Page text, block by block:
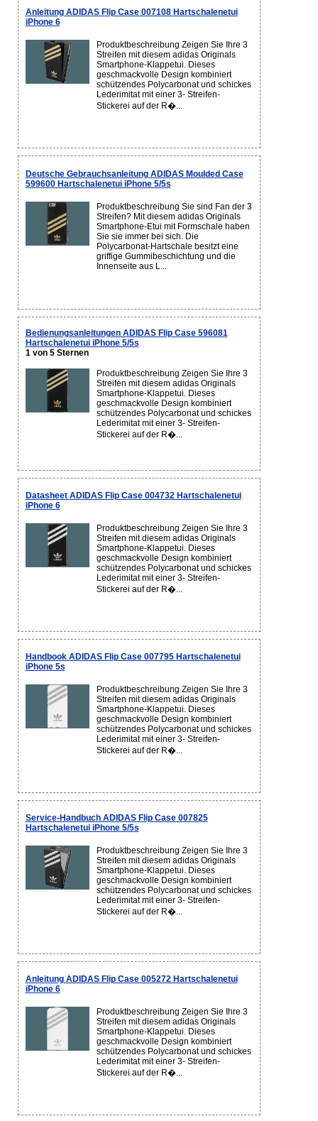
Anleitung ADIDAS Flip Case 007108 Hartschalenetui
iPhone 6
Produktbeschreibung Zeigen Sie Ihre 3
Streifen mit diesem adidas Originals
Smartphone-Klappetui. Dieses
geschmackvolle Design kombiniert
schützendes Polycarbonat und schickes
Lederimitat mit einer 3- Streifen-
Stickerei auf der R�...
Deutsche Gebrauchsanleitung ADIDAS Moulded Case
599600 Hartschalenetui iPhone 5/5s
Produktbeschreibung Sie sind Fan der 3
Streifen? Mit diesem adidas Originals
Smartphone-Etui mit Formschale haben
Sie sie immer bei sich. Die
Polycarbonat-Hartschale besitzt eine
griffige Gummibeschichtung und die
Innenseite aus L...
Bedienungsanleitungen ADIDAS Flip Case 596081
Hartschalenetui iPhone 5/5s
1 von 5 Sternen
Produktbeschreibung Zeigen Sie Ihre 3
Streifen mit diesem adidas Originals
Smartphone-Klappetui. Dieses
geschmackvolle Design kombiniert
schützendes Polycarbonat und schickes
Lederimitat mit einer 3- Streifen-
Stickerei auf der R�...
Datasheet ADIDAS Flip Case 004732 Hartschalenetui
iPhone 6
Produktbeschreibung Zeigen Sie Ihre 3
Streifen mit diesem adidas Originals
Smartphone-Klappetui. Dieses
geschmackvolle Design kombiniert
schützendes Polycarbonat und schickes
Lederimitat mit einer 3- Streifen-
Stickerei auf der R�...
Handbook ADIDAS Flip Case 007795 Hartschalenetui
iPhone 5s
Produktbeschreibung Zeigen Sie Ihre 3
Streifen mit diesem adidas Originals
Smartphone-Klappetui. Dieses
geschmackvolle Design kombiniert
schützendes Polycarbonat und schickes
Lederimitat mit einer 3- Streifen-
Stickerei auf der R�...
Service-Handbuch ADIDAS Flip Case 007825
Hartschalenetui iPhone 5/5s
Produktbeschreibung Zeigen Sie Ihre 3
Streifen mit diesem adidas Originals
Smartphone-Klappetui. Dieses
geschmackvolle Design kombiniert
schützendes Polycarbonat und schickes
Lederimitat mit einer 3- Streifen-
Stickerei auf der R�...
Anleitung ADIDAS Flip Case 005272 Hartschalenetui
iPhone 6
Produktbeschreibung Zeigen Sie Ihre 3
Streifen mit diesem adidas Originals
Smartphone-Klappetui. Dieses
geschmackvolle Design kombiniert
schützendes Polycarbonat und schickes
Lederimitat mit einer 3- Streifen-
Stickerei auf der R�...